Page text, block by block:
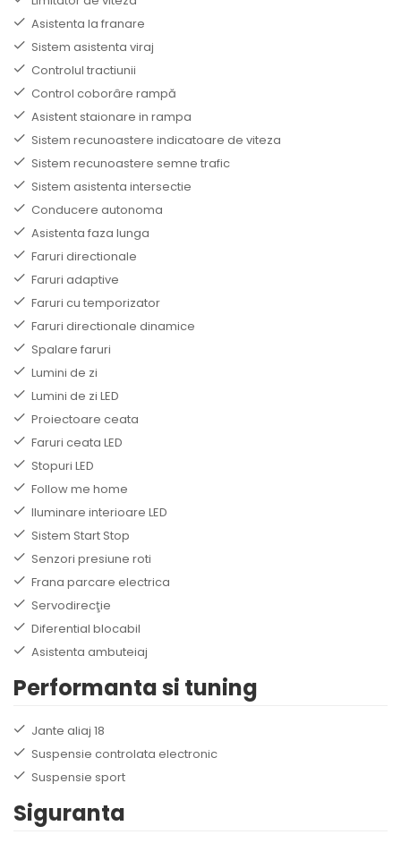
Asistenta la franare
Sistem asistenta viraj
Controlul tractiunii
Control coborâre rampă
Asistent staionare in rampa
Sistem recunoastere indicatoare de viteza
Sistem recunoastere semne trafic
Sistem asistenta intersectie
Conducere autonoma
Asistenta faza lunga
Faruri directionale
Faruri adaptive
Faruri cu temporizator
Faruri directionale dinamice
Spalare faruri
Lumini de zi
Lumini de zi LED
Proiectoare ceata
Faruri ceata LED
Stopuri LED
Follow me home
Iluminare interioare LED
Sistem Start Stop
Senzori presiune roti
Frana parcare electrica
Servodirecţie
Diferential blocabil
Asistenta ambuteiaj
Performanta si tuning
Jante aliaj 18
Suspensie controlata electronic
Suspensie sport
Siguranta